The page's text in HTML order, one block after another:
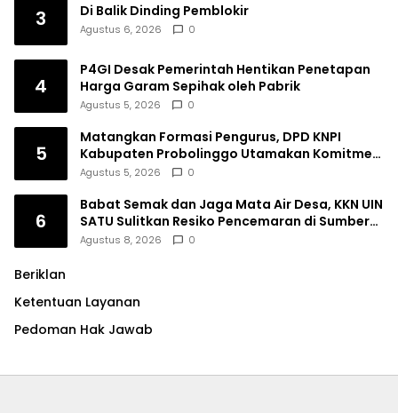
3 Di Balik Dinding Pemblokir
Agustus 6, 2026 0
4
P4GI Desak Pemerintah Hentikan Penetapan
Harga Garam Sepihak oleh Pabrik
Agustus 5, 2026 0
5
Matangkan Formasi Pengurus, DPD KNPI
Kabupaten Probolinggo Utamakan Komitmen
dan Kinerja
Agustus 5, 2026 0
6
Babat Semak dan Jaga Mata Air Desa, KKN UIN
SATU Sulitkan Resiko Pencemaran di Sumber
Ngumbul
Agustus 8, 2026 0
Beriklan
Ketentuan Layanan
Pedoman Hak Jawab